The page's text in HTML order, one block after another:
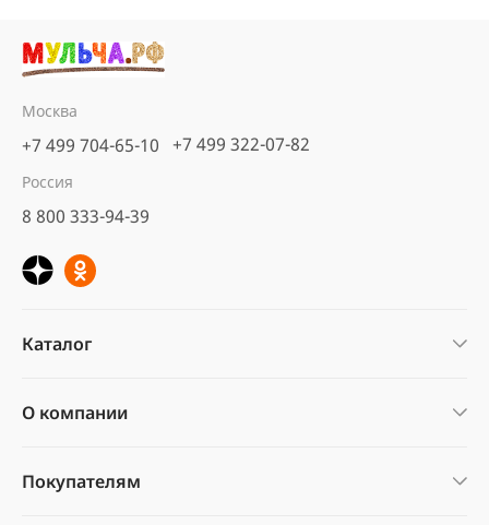
Москва
+7 499 704-65-10 +7 499 322-07-82
Россия
8 800 333-94-39
Каталог
О компании
Покупателям